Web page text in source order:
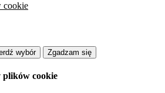
cookie
plików cookie